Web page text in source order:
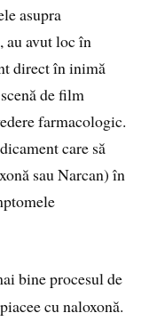
asupra
au avut loc în
direct în inimă
de film
farmacologic.
care să
sau Narcan) în
bine procesul de
cu naloxonă.